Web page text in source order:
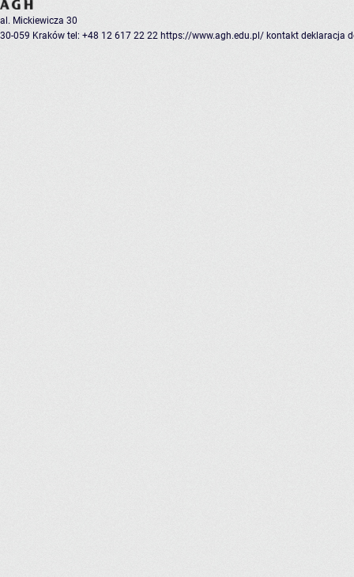
al. Mickiewicza 30
30-059 Kraków tel: +48 12 617 22 22 https://www.agh.edu.pl/ kontakt deklaracja